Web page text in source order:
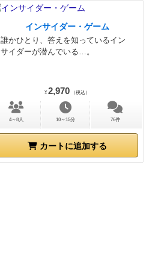
インサイダー・ゲーム
誰かひとり、答えを知っているイン
サイダーが潜んでいる…。
¥ 2,970 （税込）
4～8人 10～15分 76件
カートに追加する